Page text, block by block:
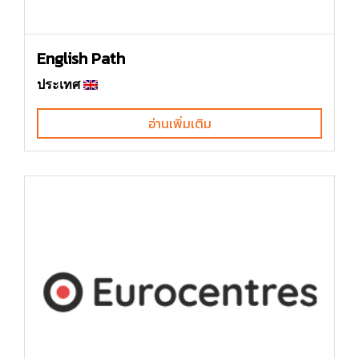
English Path
ประเทศ
อ่านเพิ่มเติม